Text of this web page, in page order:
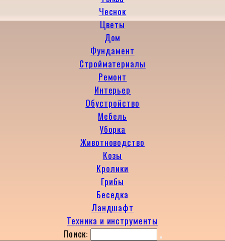
Чеснок
Цветы
Дом
Фундамент
Стройматериалы
Ремонт
Интерьер
Обустройство
Мебель
Уборка
Животноводство
Козы
Кролики
Грибы
Беседка
Ландшафт
Техника и инструменты
Поиск: